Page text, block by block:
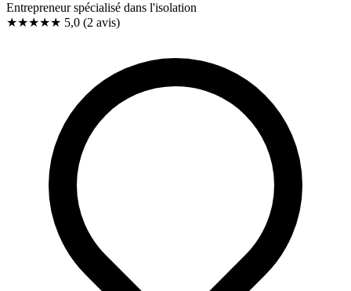
Entrepreneur spécialisé dans l'isolation
★★★★★ 5,0 (2 avis)